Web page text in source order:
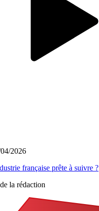
2026
française prête à suivre ?
la rédaction